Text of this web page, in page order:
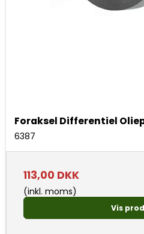
Foraksel Differentiel
6387
113,00 DKK
(inkl. moms)
Vis